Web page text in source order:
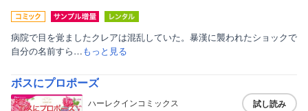
病院で目を覚ましたクレアは混乱していた。暴漢に襲われたショックで
自分の名前すら…もっと見る
ボスにプロポーズ
ハーレクインコミックス
試し読み